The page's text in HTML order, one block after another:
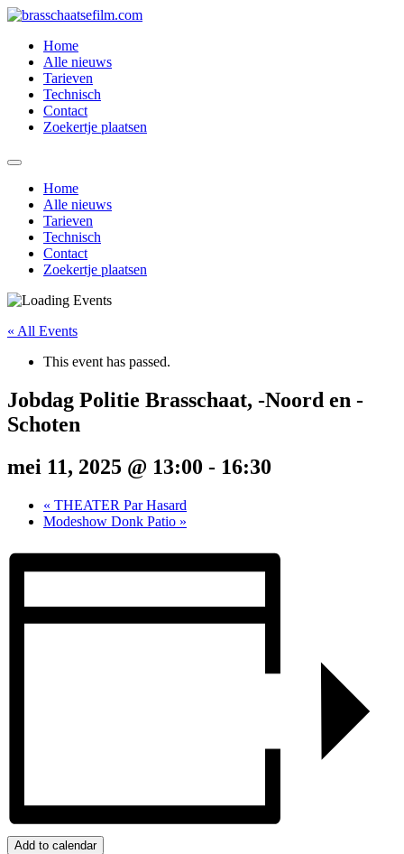
Spring
inhoud
Home
Alle nieuws
Tarieven
Technisch
Contact
Zoekertje plaatsen
Home
Alle nieuws
Tarieven
Technisch
Contact
Zoekertje plaatsen
« All Events
This event has passed.
Jobdag Politie Brasschaat, -Noord en -
Schoten
mei 11, 2025 @ 13:00 - 16:30
« THEATER Par Hasard
Modeshow Donk Patio »
Add to calendar